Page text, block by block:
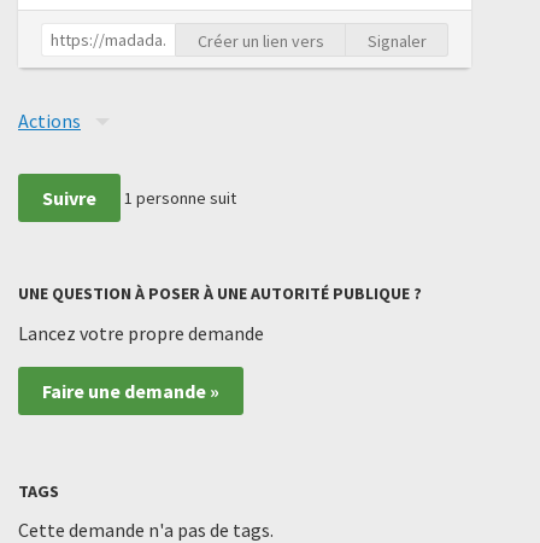
Créer un lien vers Signaler
Actions
Suivre 1 personne suit
UNE QUESTION À POSER À UNE AUTORITÉ PUBLIQUE ?
Lancez votre propre demande
Faire une demande »
TAGS
Cette demande n'a pas de tags.